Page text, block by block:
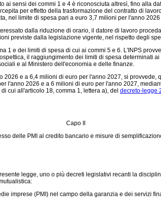
sensi dei commi 1 e 4 è riconosciuta altresì, fino alla
per effetto della trasformazione del contratto di
nel limite di spesa pari a euro 3,7 milioni per l'anno
dalla riduzione di orario, il datore di lavoro
previste dalla legislazione vigente, nel rispetto degli
e dei limiti di spesa di cui ai commi 5 e 6. L'INPS
il raggiungimento dei limiti di spesa determinati
e al Ministero dell'economia e delle finanze.
e a 6,4 milioni di euro per l'anno 2027, si
l'anno 2026 e a 6 milioni di euro per l'anno 2027,
cui all'articolo 18, comma 1, lettera a), del decreto-legge
Capo II
delle PMI al credito bancario e misure di
legge, uno o più decreti legislativi recanti la
imprese (PMI) nel campo della garanzia e dei servizi